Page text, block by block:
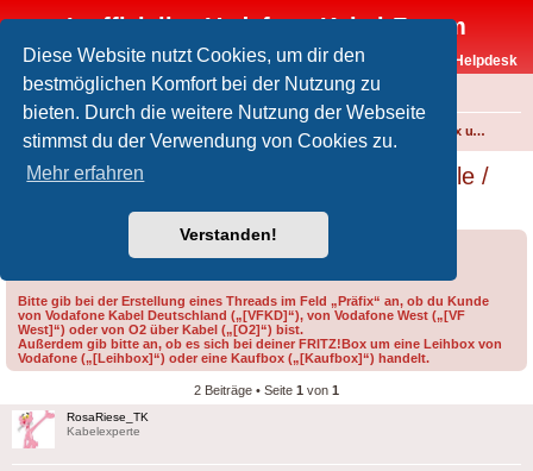
Diese Website nutzt Cookies, um dir den
bestmöglichen Komfort bei der Nutzung zu
bieten. Durch die weitere Nutzung der Webseite
stimmst du der Verwendung von Cookies zu.
Mehr erfahren
Verstanden!
Inoffizielles Vodafone-Kabel-Forum
Vodafone-Kabel-Helpdesk
FAQ
Foren-Übersicht FRITZ!Box und weitere Produkte von FRITZ! (ehem. AVM)
[Kaufbox] FRITZ!Box 6660/6670/6690 Cable /
Bitte gib bei der Erstellung eines Threads im Feld „Präfix“ an, ob du Kunde
von Vodafone Kabel Deutschland („[VFKD]“), von Vodafone West („[VF
West]“) oder von O2 über Kabel („[O2]“) bist.
Außerdem gib bitte an, ob es sich bei deiner FRITZ!Box um eine Leihbox von
Vodafone („[Leihbox]“) oder eine Kaufbox („[Kaufbox]“) handelt.
2 Beiträge • Seite 1 von 1
RosaRiese_TK
Kabelexperte